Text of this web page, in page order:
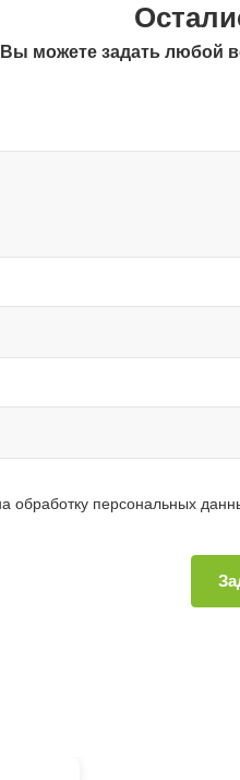
Вы можете задать любой
обработку персональных